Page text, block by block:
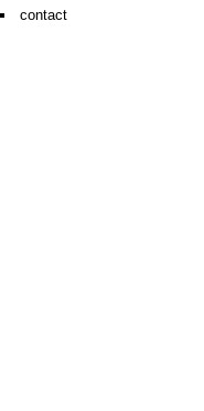
contact